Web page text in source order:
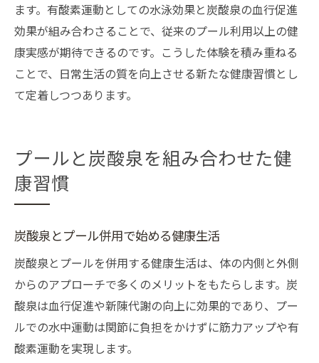
ます。有酸素運動としての水泳効果と炭酸泉の血行促進
効果が組み合わさることで、従来のプール利用以上の健
康実感が期待できるのです。こうした体験を積み重ねる
ことで、日常生活の質を向上させる新たな健康習慣とし
て定着しつつあります。
プールと炭酸泉を組み合わせた健
康習慣
炭酸泉とプール併用で始める健康生活
炭酸泉とプールを併用する健康生活は、体の内側と外側
からのアプローチで多くのメリットをもたらします。炭
酸泉は血行促進や新陳代謝の向上に効果的であり、プー
ルでの水中運動は関節に負担をかけずに筋力アップや有
酸素運動を実現します。